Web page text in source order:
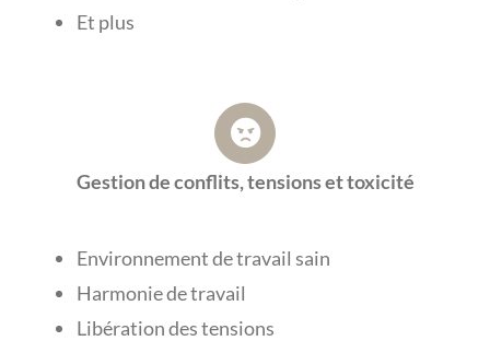
Et plus
Gestion de conflits, tensions et toxicité
Environnement de travail sain
Harmonie de travail
Libération des tensions